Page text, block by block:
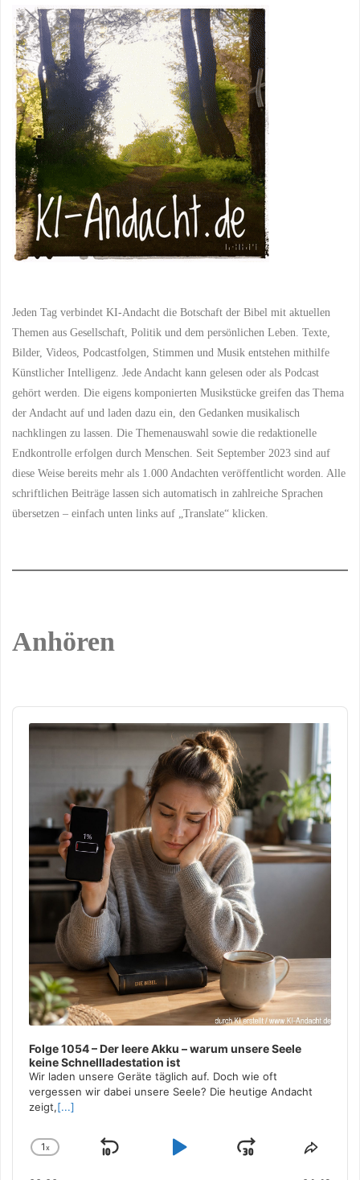
Jeden Tag verbindet KI-Andacht die Botschaft der Bibel mit aktuellen
Themen aus Gesellschaft, Politik und dem persönlichen Leben. Texte,
Bilder, Videos, Podcastfolgen, Stimmen und Musik entstehen mithilfe
Künstlicher Intelligenz. Jede Andacht kann gelesen oder als Podcast
gehört werden. Die eigens komponierten Musikstücke greifen das Thema
der Andacht auf und laden dazu ein, den Gedanken musikalisch
nachklingen zu lassen. Die Themenauswahl sowie die redaktionelle
Endkontrolle erfolgen durch Menschen. Seit September 2023 sind auf
diese Weise bereits mehr als 1.000 Andachten veröffentlicht worden. Alle
schriftlichen Beiträge lassen sich automatisch in zahlreiche Sprachen
übersetzen – einfach unten links auf „Translate“ klicken.
Anhören
Audio
Player
Folge 1054 – Der leere Akku – warum unsere Seele
keine Schnellladestation ist
Wir laden unsere Geräte täglich auf. Doch wie oft
vergessen wir dabei unsere Seele? Die heutige Andacht
zeigt,[...]
Change
1x
Skip
Play
Jump
Share